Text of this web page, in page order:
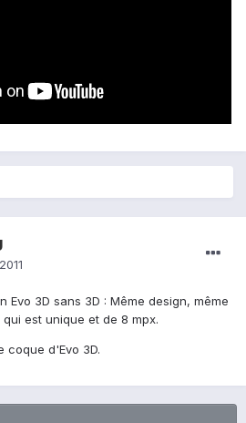
3D sans 3D : Même design, même
est unique et de 8 mpx.
coque d'Evo 3D.